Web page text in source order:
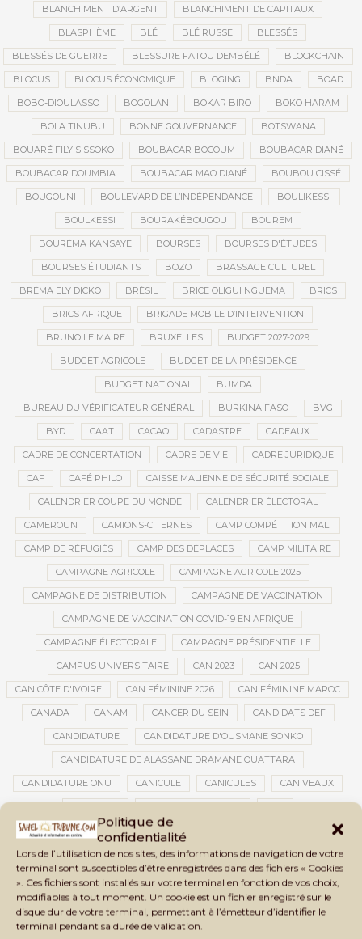
Politique de
confidentialité
Lors de l’utilisation de nos sites, des informations de navigation de votre
terminal sont susceptibles d’être enregistrées dans des fichiers « Cookies
». Ces fichiers sont installés sur votre terminal en fonction de vos choix,
modifiables à tout moment. Un cookie est un fichier enregistré sur le
disque dur de votre terminal, permettant à l’émetteur d’identifier le
terminal pendant sa durée de validation.
BLANCHIMENT D’ARGENT BLANCHIMENT DE CAPITAUX
BLASPHÈME BLÉ BLÉ RUSSE BLESSÉS
BLESSÉS DE GUERRE BLESSURE FATOU DEMBÉLÉ BLOCKCHAIN
BLOCUS BLOCUS ÉCONOMIQUE BLOGING BNDA BOAD
BOBO-DIOULASSO BOGOLAN BOKAR BIRO BOKO HARAM
BOLA TINUBU BONNE GOUVERNANCE BOTSWANA
BOUARÉ FILY SISSOKO BOUBACAR BOCOUM BOUBACAR DIANÉ
BOUBACAR DOUMBIA BOUBACAR MAO DIANÉ BOUBOU CISSÉ
BOUGOUNI BOULEVARD DE L’INDÉPENDANCE BOULIKESSI
BOULKESSI BOURAKÉBOUGOU BOUREM
BOURÉMA KANSAYE BOURSES BOURSES D'ÉTUDES
BOURSES ÉTUDIANTS BOZO BRASSAGE CULTUREL
BRÉMA ELY DICKO BRÉSIL BRICE OLIGUI NGUEMA BRICS
BRICS AFRIQUE BRIGADE MOBILE D’INTERVENTION
BRUNO LE MAIRE BRUXELLES BUDGET 2027-2029
BUDGET AGRICOLE BUDGET DE LA PRÉSIDENCE
BUDGET NATIONAL BUMDA
BUREAU DU VÉRIFICATEUR GÉNÉRAL BURKINA FASO BVG
BYD CAAT CACAO CADASTRE CADEAUX
CADRE DE CONCERTATION CADRE DE VIE CADRE JURIDIQUE
CAF CAFÉ PHILO CAISSE MALIENNE DE SÉCURITÉ SOCIALE
CALENDRIER COUPE DU MONDE CALENDRIER ÉLECTORAL
CAMEROUN CAMIONS-CITERNES CAMP COMPÉTITION MALI
CAMP DE RÉFUGIÉS CAMP DES DÉPLACÉS CAMP MILITAIRE
CAMPAGNE AGRICOLE CAMPAGNE AGRICOLE 2025
CAMPAGNE DE DISTRIBUTION CAMPAGNE DE VACCINATION
CAMPAGNE DE VACCINATION COVID-19 EN AFRIQUE
CAMPAGNE ÉLECTORALE CAMPAGNE PRÉSIDENTIELLE
CAMPUS UNIVERSITAIRE CAN 2023 CAN 2025
CAN CÔTE D'IVOIRE CAN FÉMININE 2026 CAN FÉMININE MAROC
CANADA CANAM CANCER DU SEIN CANDIDATS DEF
CANDIDATURE CANDIDATURE D'OUSMANE SONKO
CANDIDATURE DE ALASSANE DRAMANE OUATTARA
CANDIDATURE ONU CANICULE CANICULES CANIVEAUX
CAPITAINE IBRAHIM TRAORÉ CAPITAL HUMAIN CAPITAL SOCIAL
CAPITOLE CARBURANT CARBURANT MALI
CARTE D’IDENTITÉ BIOMÉTRIQUE CARTE NINA CARTONS ROUGES
CASABLANCA CATASTROPHE CATASTROPHE NATURELLE
CATASTROPHES CLIMATIQUES CATASTROPHES NATURELLES